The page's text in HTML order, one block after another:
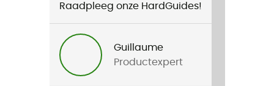
Gravity Motion SL
Raadpleeg onze HardGuides!
Guillaume
Productexpert